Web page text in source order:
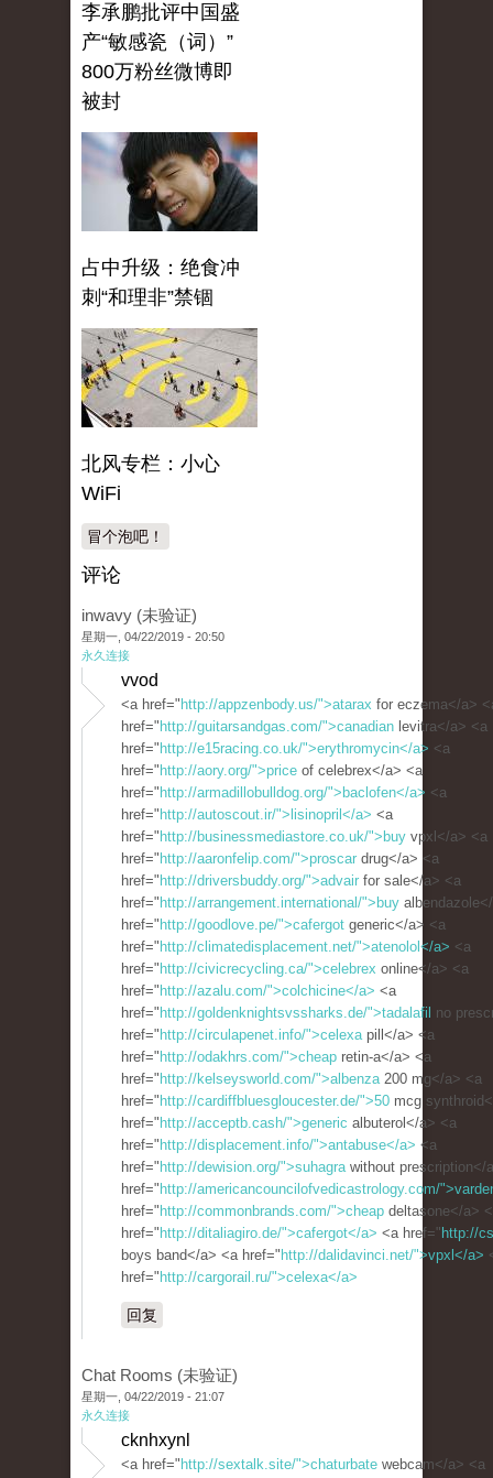
李承鹏批评中国盛
产“敏感瓷（词）”
800万粉丝微博即
被封
占中升级：绝食冲
刺“和理非”禁锢
北风专栏：小心
WiFi
冒个泡吧！
评论
inwavy (未验证)
星期一, 04/22/2019 - 20:50
永久连接
vvod
<a href=" http://appzenbody.us/">atarax for eczema</a>
href=" http://guitarsandgas.com/">canadian levitra</a> <a
href=" http://e15racing.co.uk/">erythromycin</a> <a
href=" http://aory.org/">price of celebrex</a> <a
href=" http://armadillobulldog.org/">baclofen</a> <a
href=" http://autoscout.ir/">lisinopril</a> <a
href=" http://businessmediastore.co.uk/">buy vpxl</a> <a
href=" http://aaronfelip.com/">proscar drug</a> <a
href=" http://driversbuddy.org/">advair for sale</a> <a
href=" http://arrangement.international/">buy
href=" http://goodlove.pe/">cafergot generic</a> <a
href=" http://climatedisplacement.net/">atenolol</a> <a
href=" http://civicrecycling.ca/">celebrex online</a> <a
href=" http://azalu.com/">colchicine</a> <a
href=" http://goldenknightsvssharks.de/">tadalafil no
href=" http://circulapenet.info/">celexapill</a> <a
href=" http://odakhrs.com/">cheap retin-a</a> <a
href=" http://kelseysworld.com/">albenza200 mg</a> <a
href=" http://cardiffbluesgloucester.de/">50 mcg
href=" http://acceptb.cash/">generic albuterol</a> <a
href=" http://displacement.info/">antabuse</a> <a
href=" http://dewision.org/">suhagrawithout prescription</
href=" http://americancouncilofvedicastrology.com/
href=" http://commonbrands.com/">cheap deltasone</a>
href=" http://ditaliagiro.de/">cafergot</a> <a href=" http://
boys band</a> <a href=" http://dalidavinci.net/">vpxl</a>
href=" http://cargorail.ru/">celexa</a>
回复
Chat Rooms (未验证)
星期一, 04/22/2019 - 21:07
永久连接
cknhxynl
<a href=" http://sextalk.site/">chaturbate webcam</a> <a